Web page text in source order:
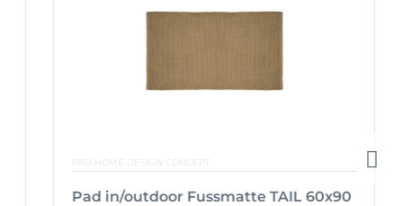
PAD HOME DESIGN CONCEPT
Pad in/outdoor Fussmatte TAIL 60x90